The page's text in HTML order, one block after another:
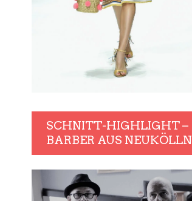
SCHNITT-HIGHLIGHT –
BARBER AUS NEUKÖLLN